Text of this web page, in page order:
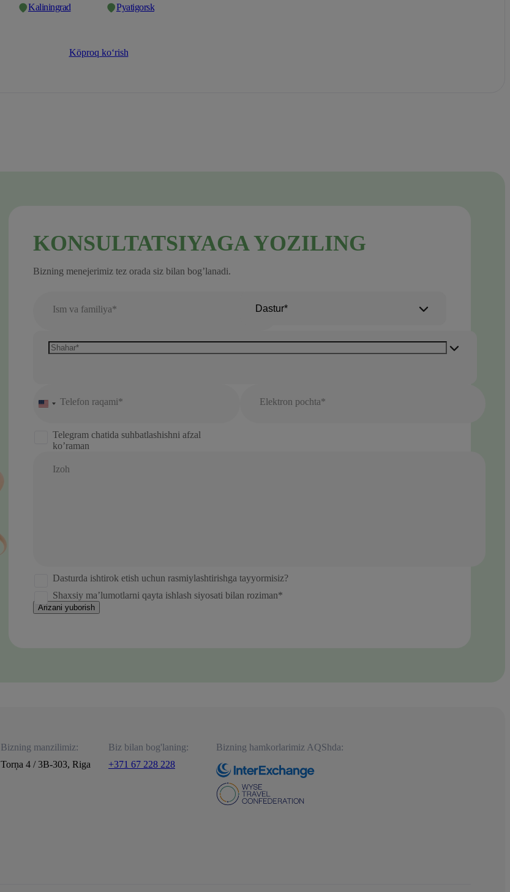
Kaliningrad Pyatigorsk
Köproq ko‘rish
KONSULTATSIYAGA YOZILING
Bizning menejerimiz tez orada siz bilan bog’lanadi.
Ism va familiya* Dastur*
UnitedTelefon raqami*
Telegram chatida suhbatlashishni afzal
ko’raman
Elektron pochta*
Izoh
Dasturda ishtirok etish uchun rasmiylashtirishga tayyormisiz?
Shaxsiy ma’lumotlarni qayta ishlash siyosati bilan roziman*
Arizani yuborish
Bizning manzilimiz:
Torņa 4 / 3B-303, Riga
Biz bilan bog'laning:
+371 67 228 228
Bizning hamkorlarimiz AQShda: